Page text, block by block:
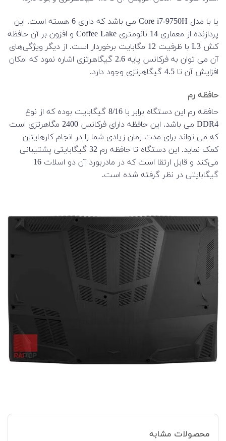
یا با مدل Core i7-9750H می باشد که دارای 6 هسته است. این
پردازنده از معماری 14 نانومتری Coffee Lake و افزون بر آن حافظه
کش L3 با ظرفیت 12 مگابایت برخوردار است. از دیگر ویژگی‌های
آن می توان به فرکانس پایه 2.6 گیگاهرتزی اشاره نمود که امکان
افزایش آن تا 4.5 گیگاهرتزی وجود دارد.
حافظه رم
حافظه رم این دستگاه برابر با 8/16 گیگابایت بوده که از نوع
DDR4 می باشد. این حافظه دارای فرکانس 2400 مگاهرتزی است
که می تواند برای مدت زمان زیادی شما را در انجام کارهایتان
کمک نماید. این دستگاه تا حافظه رم 32 گیگابایتی پشتیبانی
می‌کند و قابل ارتقا است که در مادربورد آن دو اسلات 16
گیگابایتی در نظر گرفته شده است.
محصولات مشابه